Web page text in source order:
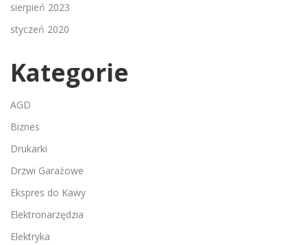
sierpień 2023
styczeń 2020
Kategorie
AGD
Biznes
Drukarki
Drzwi Garażowe
Ekspres do Kawy
Elektronarzędzia
Elektryka